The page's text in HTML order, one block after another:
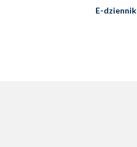
E-dziennik